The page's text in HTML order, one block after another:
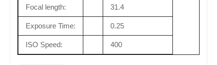
Focal length: 31.4
Exposure Time: 0.25
ISO Speed: 400